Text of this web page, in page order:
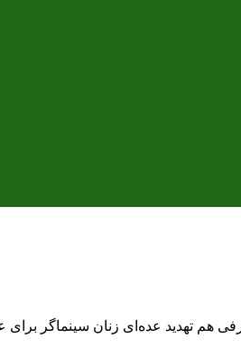
هم تهدید عده‌ای زنان سینماگر برای